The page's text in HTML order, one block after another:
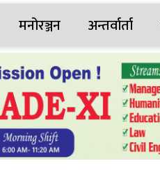
मनोरञ्जन अन्तर्वार्ता